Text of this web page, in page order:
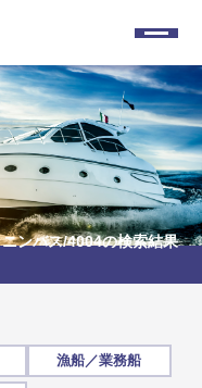
ニンバス/4004の検索結果
漁船／業務船